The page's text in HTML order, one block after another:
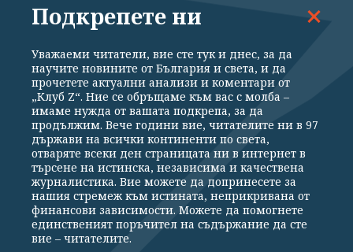
СПОРТ КУЛТУРА ТЕХНОЛОГИИ КАЛЕЙДОСКОП
Общи условия
Политика за поверителност
Реклама
Партньори Контакти
За Клуб Z
Екип
Подкрепете ни
Издател на www.clubz.bg е „Клуб Зебра Медия“ ЕООД, София, ул. "Алеко
Константинов" 3. Всички права запазени 2026 „Клуб Зебра Медия“
Подкрепете ни
Уважаеми читатели, вие сте тук и днес, за да
научите новините от България и света, и да
прочетете актуални анализи и коментари от
„Клуб Z“. Ние се обръщаме към вас с молба –
имаме нужда от вашата подкрепа, за да
продължим. Вече години вие, читателите ни в 97
държави на всички континенти по света,
отваряте всеки ден страницата ни в интернет в
търсене на истинска, независима и качествена
журналистика. Вие можете да допринесете за
нашия стремеж към истината, неприкривана от
финансови зависимости. Можете да помогнете
единственият поръчител на съдържание да сте
вие – читателите.